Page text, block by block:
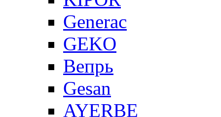
Generac
GEKO
Вепрь
Gesan
AYERBE